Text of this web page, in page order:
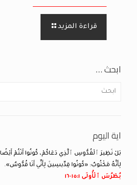
قراءة المزيد
ابحث …
اية اليوم
بَلْ نَظِيرَ ٱلْقُدُّوسِ ٱلَّذِي دَعَاكُمْ، كُونُوا أَنْتُمْ
لِأَنَّهُ مَكْتُوبٌ: «كُونُوا قِدِّيسِينَ لِأَنِّي أَنَا قُدُّوسٌ».
بُطْرُسَ ٱلْأُولَى ١:‏١٥-‏١٦